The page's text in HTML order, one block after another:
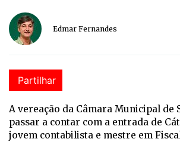
Edmar Fernandes
Partilhar
A vereação da Câmara Municipal de
passar a contar com a entrada de
jovem contabilista e mestre em